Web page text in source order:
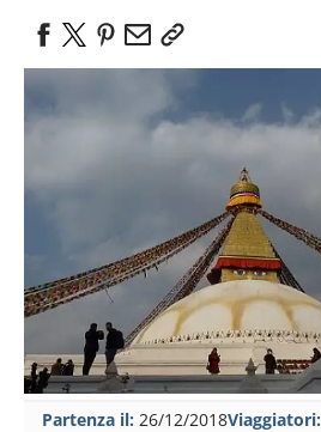
Partenza il: 26/12/2018Viaggiatori: